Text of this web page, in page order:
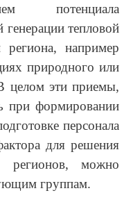
потенциала
тепловой
региона, например
природного или
целом эти приемы,
при формировании
персонала
для решения
регионов, можно
группам.